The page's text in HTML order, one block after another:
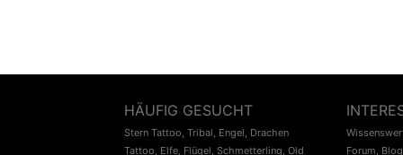
HÄUFIG GESUCHT
Stern Tattoo, Tribal, Engel, Drachen
Tattoo, Elfe, Flügel, Schmetterling, Old
Forum, Blog